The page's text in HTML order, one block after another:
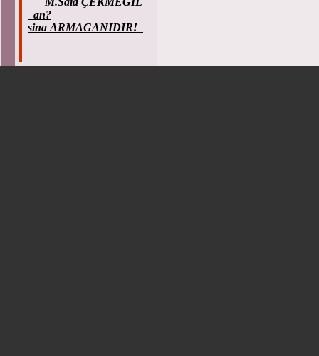
an?
sina ARMAGANIDIR!